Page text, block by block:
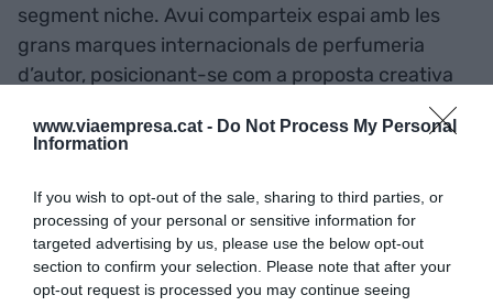
www.viaempresa.cat - Do Not Process My Personal
Information
If you wish to opt-out of the sale, sharing to third parties, or
processing of your personal or sensitive information for
targeted advertising by us, please use the below opt-out
section to confirm your selection. Please note that after your
opt-out request is processed you may continue seeing
segment niche. Avui comparteix espai amb les
grans marques internacionals de perfumeria
d’autor, posicionant-se com a proposta creativa
sòlida, sofisticada i altament valorada pels experts
i amants del perfum.
Tatxo Benet, convidat
especial